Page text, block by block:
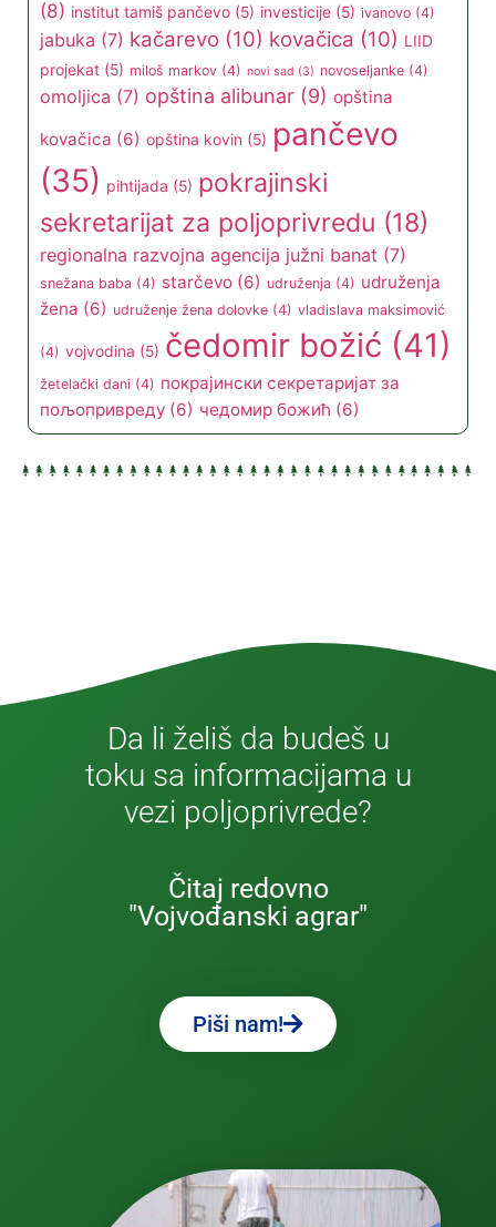
kutak(4) grad pančevo(7) grebenac(3) institut tamiš
(8) institut tamiš pančevo(5) investicije(5) ivanovo(4)
jabuka(7) kačarevo (10) kovačica(10) LIID
projekat(5) miloš markov (4) novi sad (3) novoseljanke
omoljica (7) opština alibunar(9) opština
kovačica
opština kovin
pančevo
(35) pihtijada(5) pokrajinski
sekretarijat za poljoprivredu(18)
regionalna razvojna agencija južni banat(7)
snežana baba(4) starčevo(6) udruženja(4) udruženja
udruženje žena dolovke (4) vladislava maksimović
(4) vojvodina (5) čedomir božić(41)
žetelački dani(4) покрајински секретаријат за
пољопривреду(6) чедомир божић(6)
Da li želiš da budeš u
toku sa informacijama u
vezi poljoprivrede?
Čitaj redovno
Piši nam!